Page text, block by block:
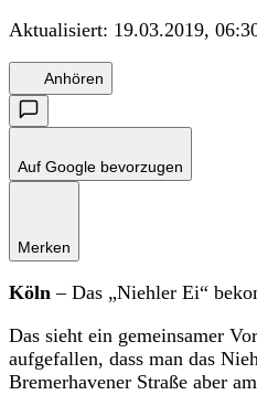
Aktualisiert: 19.03.2019,
Anhören
Auf Google bevorzugen
Merken
Köln – Das „Niehler Ei“
Das sieht ein gemeinsamer
aufgefallen, dass man das
Bremerhavener Straße aber